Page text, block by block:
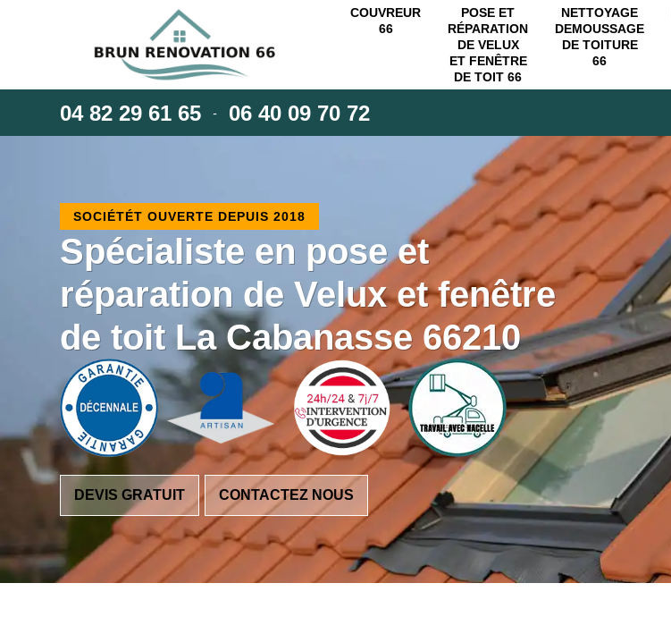
COUVREUR
66
POSE ET
RÉPARATION
DE VELUX
ET FENÊTRE
DE TOIT 66
NETTOYAGE
DEMOUSSAGE
DE TOITURE
66
04 82 29 61 65 - 06 40 09 70 72
SOCIÉTÉT OUVERTE DEPUIS 2018
Spécialiste en pose et
réparation de Velux et fenêtre
de toit La Cabanasse 66210
DEVIS GRATUIT CONTACTEZ NOUS